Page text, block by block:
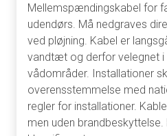
Mellemspændingskabel for
udendørs. Må nedgraves
ved pløjning. Kabel er
vandtæt og derfor velegnet i
vådområder. Installationer
overensstemmelse med
regler for installationer.
men uden brandbeskyttelse.